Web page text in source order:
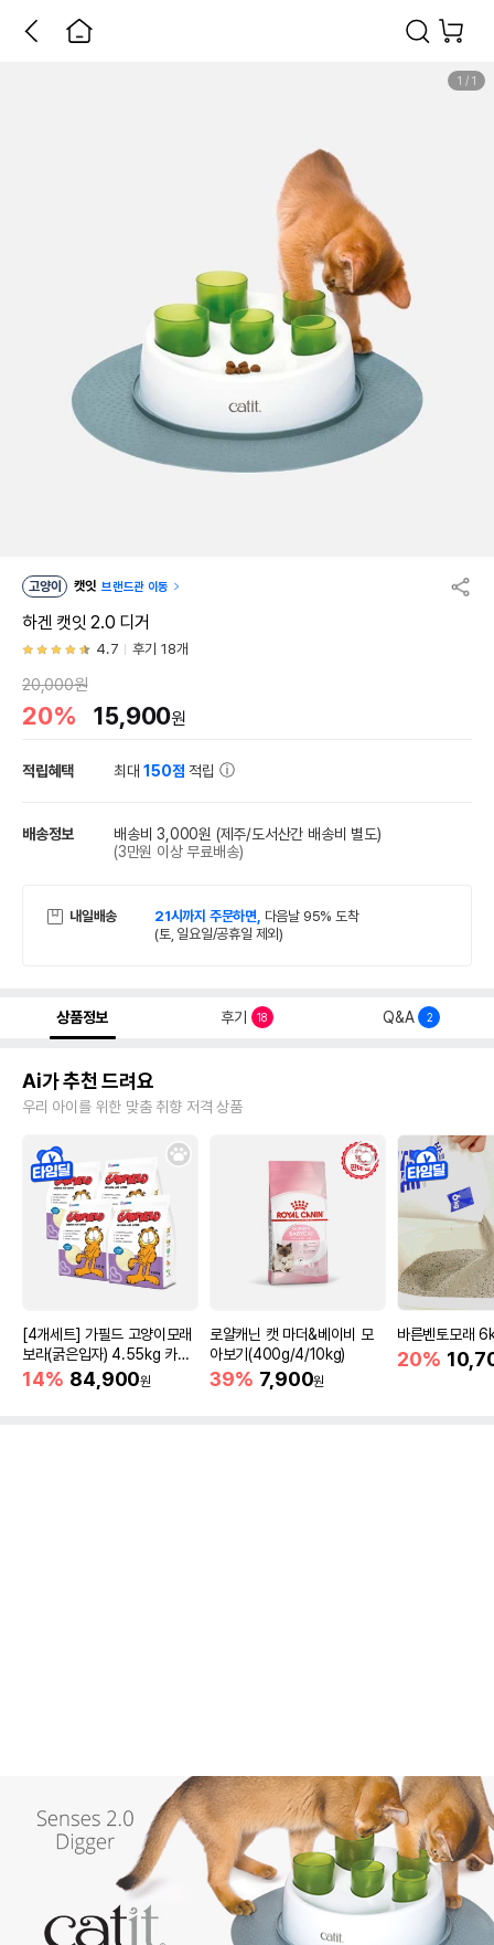
1 / 1
고양이 캣잇 브랜드관 이동
하겐 캣잇 2.0 디거
4.7 후기 18개
20,000원
20% 15,900원
적립혜택 최대150점 적립
배송정보 배송비 3,000원 (제주/도서산간 배송비 별도)
(3만원 이상 무료배송)
내일배송 21시까지 주문하면, 다음날 95% 도착
(토, 일요일/공휴일 제외)
상품정보 후기 18 Q&A 2
Ai가 추천 드려요
우리 아이를 위한 맞춤 취향 저격 상품
[4개세트] 가필드 고양이모래
보라(굵은입자) 4.55kg 카사
바모래
14% 84,900원
로얄캐닌 캣 마더&베이비 모
아보기(400g/4/10kg)
39% 7,900원
바른벤토모래
20%